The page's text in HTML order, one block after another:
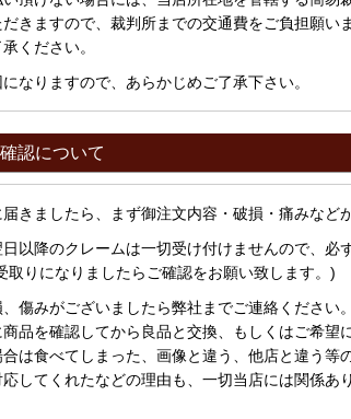
きますので、裁判所までの交通費をご負担願い
ください。
になりますので、あらかじめご了承下さい。
認について
きましたら、まず御注文内容・破損・痛みなど
以降のクレームは一切受け付けませんので、必
取りになりましたらご確認をお願い致します。)
傷みがございましたら弊社までご連絡ください。
品を確認してから良品と交換、もしくはご希望
は食べてしまった、画像と違う、他店と違う等
応してくれたなどの理由も、一切当店には関係あ